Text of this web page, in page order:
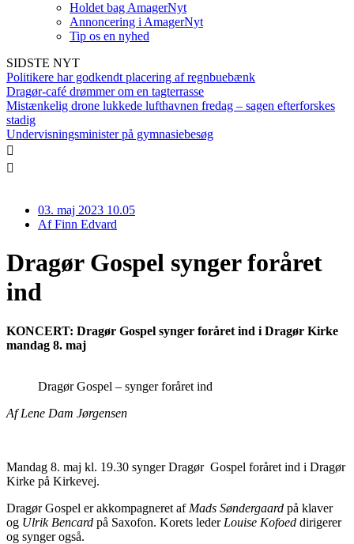
Holdet bag AmagerNyt
Annoncering i AmagerNyt
Tip os en nyhed
SIDSTE NYT
Politikere har godkendt placering af regnbuebænk
Dragør-café drømmer om en tagterrasse
Mistænkelig drone lukkede lufthavnen fredag – sagen efterforskes
stadig
Undervisningsminister på gymnasiebesøg
03. maj 2023 10.05
AfFinn Edvard
Dragør Gospel synger foråret
ind
KONCERT: Dragør Gospel synger foråret ind i Dragør Kirke
mandag 8. maj
Dragør Gospel – synger foråret ind
Af Lene Dam Jørgensen
Mandag 8. maj kl. 19.30 synger Dragør Gospel foråret ind i Dragør
Kirke på Kirkevej.
Dragør Gospel er akkompagneret af Mads Søndergaard på klaver
og Ulrik Bencard på Saxofon. Korets lederLouise Kofoed dirigerer
og synger også.